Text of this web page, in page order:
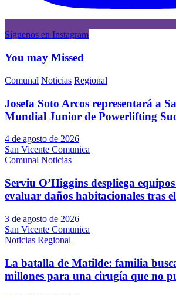
Síguenos en Instagram
You may Missed
Comunal Noticias Regional
Josefa Soto Arcos representará a
Mundial Junior de Powerlifting
4 de agosto de 2026
San Vicente Comunica
Comunal Noticias
Serviu O’Higgins despliega
evaluar daños habitacionales tras
3 de agosto de 2026
San Vicente Comunica
Noticias Regional
La batalla de Matilde: familia
millones para una cirugía que no